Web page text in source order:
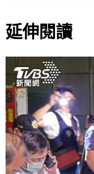
延伸閱讀